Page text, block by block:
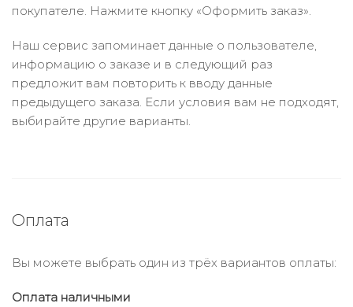
покупателе. Нажмите кнопку «Оформить заказ».
Наш сервис запоминает данные о пользователе,
информацию о заказе и в следующий раз
предложит вам повторить к вводу данные
предыдущего заказа. Если условия вам не подходят,
выбирайте другие варианты.
Оплата
Вы можете выбрать один из трёх вариантов оплаты:
Оплата наличными